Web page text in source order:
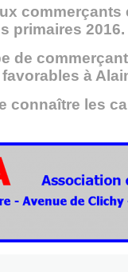
primaires 2016.
de
à
connaître les